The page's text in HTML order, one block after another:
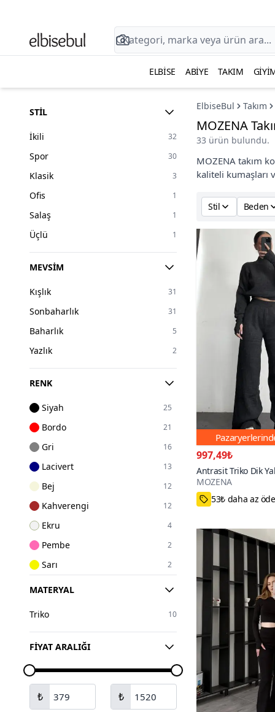
ELBISE ABIYE TAKIM
STIL
İkili 32
Spor 30
Klasik 3
Ofis 1
Salaş 1
Üçlü 1
MEVSIM
Kışlık 31
Sonbaharlık 31
Baharlık 5
Yazlık 2
RENK
Siyah 25
Bordo 21
Gri 16
Lacivert 13
Bej 12
Kahverengi 12
Ekru 4
Pembe 2
Sarı 2
Yeşil
MATERYAL
Triko 10
FIYAT ARALIĞI
₺ ₺
ElbiseBul Takım
MOZENA
33 ürün bulundu.
MOZENA takım
kaliteli kumaşları
Stil Beden
997,49₺
Antrasit Triko Dik
Geçme Detaylı İkili
MOZENA
Standart